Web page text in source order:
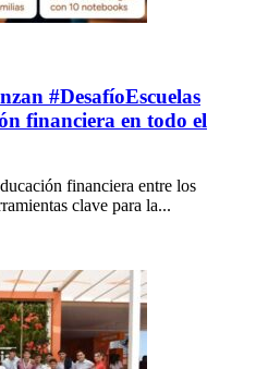
#DesafíoEscuelas
financiera en todo el
financiera entre los
clave para la...